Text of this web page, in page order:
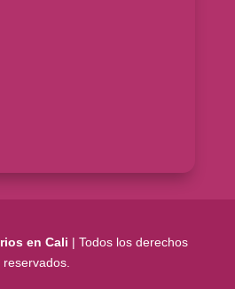
en Cali | Todos los derechos
reservados.